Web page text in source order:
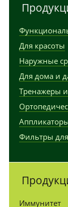
Для красоты
Наружные
Для дома и
Тренажеры
Фильтры
Иммунитет